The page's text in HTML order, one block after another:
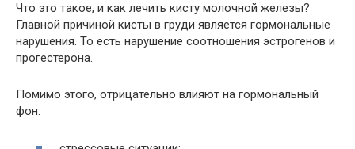
Что это такое, и как лечить кисту молочной железы?
Главной причиной кисты в груди является гормональные
нарушения. То есть нарушение соотношения эстрогенов и
прогестерона.
Помимо этого, отрицательно влияют на гормональный
фон: